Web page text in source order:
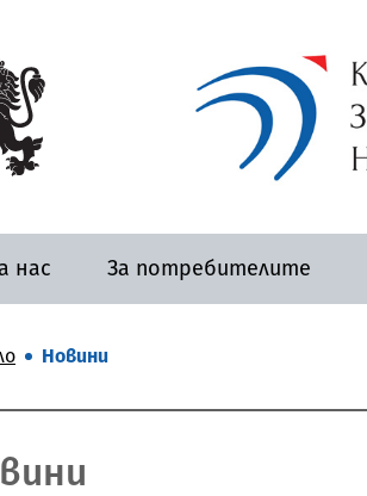
нас За потребителите
Новини